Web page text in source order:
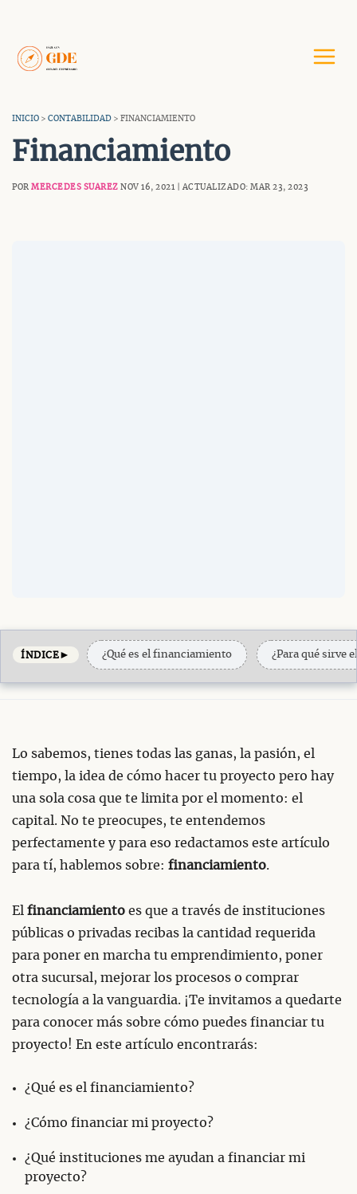
contenido
INICIO > CONTABILIDAD > FINANCIAMIENTO
Financiamiento
POR MERCEDES SUAREZ NOV 16, 2021 | ACTUALIZADO: MAR 23, 2023
ÍNDICE► ¿Qué es el financiamiento ¿Para qué sirve
Lo sabemos, tienes todas las ganas, la pasión, el
tiempo, la idea de cómo hacer tu proyecto pero hay
una sola cosa que te limita por el momento: el
capital. No te preocupes, te entendemos
perfectamente y para eso redactamos este artículo
para tí, hablemos sobre: financiamiento.
El financiamiento es que a través de instituciones
públicas o privadas recibas la cantidad requerida
para poner en marcha tu emprendimiento, poner
otra sucursal, mejorar los procesos o comprar
tecnología a la vanguardia. ¡Te invitamos a quedarte
para conocer más sobre cómo puedes financiar tu
proyecto! En este artículo encontrarás:
¿Qué es el financiamiento?
¿Cómo financiar mi proyecto?
¿Qué instituciones me ayudan a financiar mi
proyecto?